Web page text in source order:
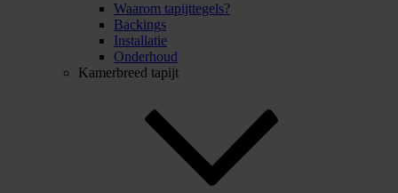
Waarom tapijttegels?
Backings
Installatie
Onderhoud
Kamerbreed tapijt